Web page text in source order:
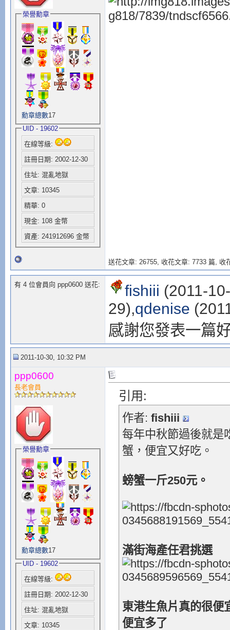
榮譽勳章
勳章總數17
UID - 19602
在線等級:
註冊日期: 2002-12-30
住址: 混亂地獄
文章: 10345
精華: 0
現金: 108 金幣
資產: 241912696 金幣
送花文章: 26755, 收花文章: 7733 篇, 收
有 4 位會員向 ppp0600 送花: fishiii (2011-
29),qdenise
感謝您發表一篇
2011-10-30, 10:32 PM
ppp0600
長老會員
榮譽勳章
勳章總數17
UID - 19602
在線等級:
註冊日期: 2002-12-30
住址: 混亂地獄
文章: 10345
引用:
作者: fishiii
每年中秋節過後就是
蟹，便宜又好吃。
螃蟹一斤250元。
滿街海產任君挑選
東港生魚片真的很便
便宜多了